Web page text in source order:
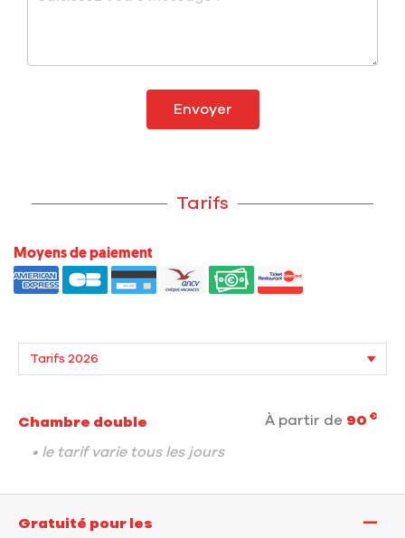
Envoyer
Tarifs
Moyens de paiement
Chambre double À partir de 90 €
• le tarif varie tous les jours
Gratuité pour les
—